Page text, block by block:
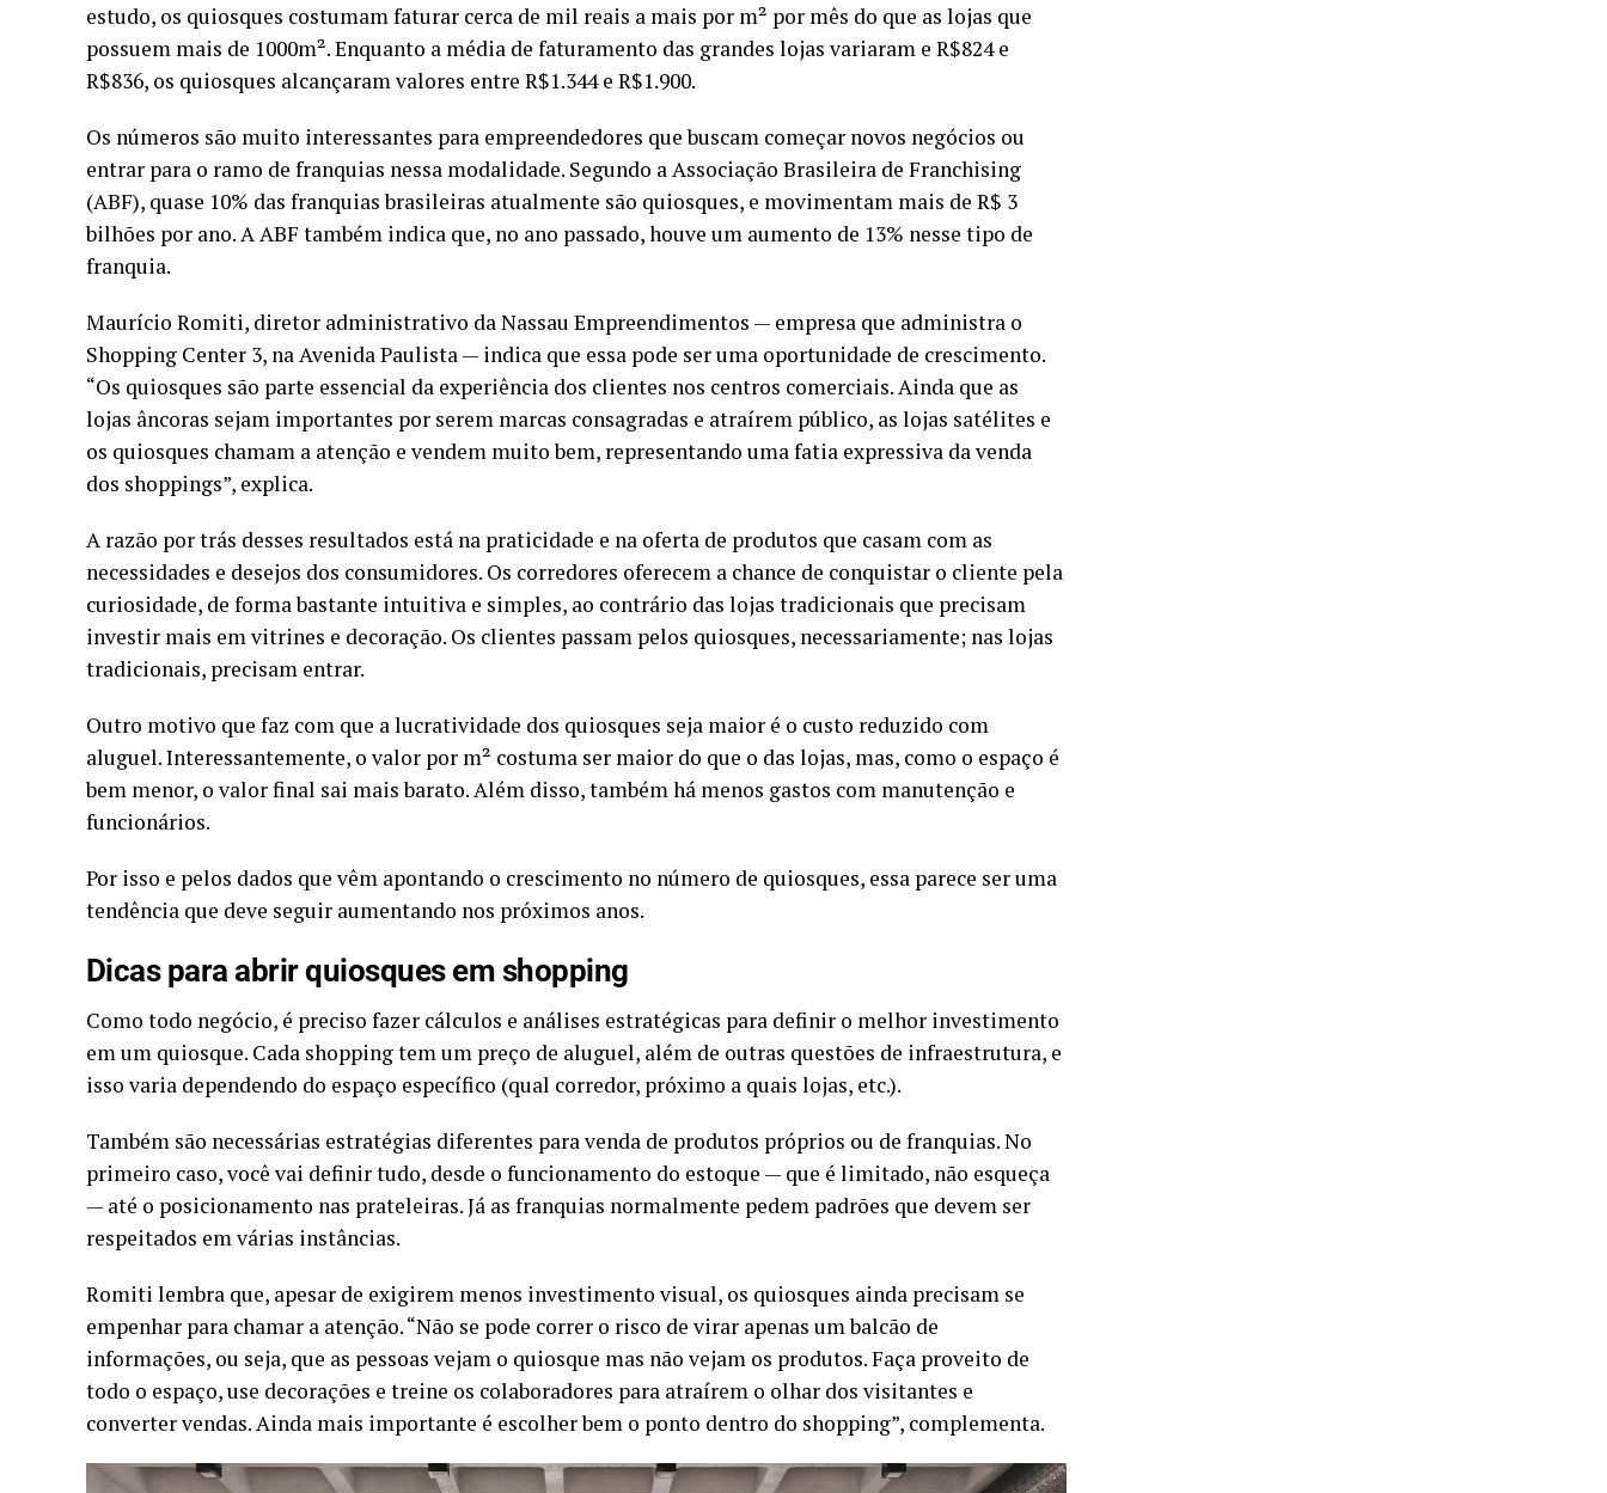
estudo, os quiosques costumam faturar cerca de mil reais a mais por m² por mês do que as lojas que
possuem mais de 1000m². Enquanto a média de faturamento das grandes lojas variaram e R$824 e
R$836, os quiosques alcançaram valores entre R$1.344 e R$1.900.
Os números são muito interessantes para empreendedores que buscam começar novos negócios ou
entrar para o ramo de franquias nessa modalidade. Segundo a Associação Brasileira de Franchising
(ABF), quase 10% das franquias brasileiras atualmente são quiosques, e movimentam mais de R$ 3
bilhões por ano. A ABF também indica que, no ano passado, houve um aumento de 13% nesse tipo de
franquia.
Maurício Romiti, diretor administrativo da Nassau Empreendimentos — empresa que administra o
Shopping Center 3, na Avenida Paulista — indica que essa pode ser uma oportunidade de crescimento.
“Os quiosques são parte essencial da experiência dos clientes nos centros comerciais. Ainda que as
lojas âncoras sejam importantes por serem marcas consagradas e atraírem público, as lojas satélites e
os quiosques chamam a atenção e vendem muito bem, representando uma fatia expressiva da venda
dos shoppings”, explica.
A razão por trás desses resultados está na praticidade e na oferta de produtos que casam com as
necessidades e desejos dos consumidores. Os corredores oferecem a chance de conquistar o cliente pela
curiosidade, de forma bastante intuitiva e simples, ao contrário das lojas tradicionais que precisam
investir mais em vitrines e decoração. Os clientes passam pelos quiosques, necessariamente; nas lojas
tradicionais, precisam entrar.
Outro motivo que faz com que a lucratividade dos quiosques seja maior é o custo reduzido com
aluguel. Interessantemente, o valor por m² costuma ser maior do que o das lojas, mas, como o espaço é
bem menor, o valor final sai mais barato. Além disso, também há menos gastos com manutenção e
funcionários.
Por isso e pelos dados que vêm apontando o crescimento no número de quiosques, essa parece ser uma
tendência que deve seguir aumentando nos próximos anos.
Dicas para abrir quiosques em shopping
Como todo negócio, é preciso fazer cálculos e análises estratégicas para definir o melhor investimento
em um quiosque. Cada shopping tem um preço de aluguel, além de outras questões de infraestrutura, e
isso varia dependendo do espaço específico (qual corredor, próximo a quais lojas, etc.).
Também são necessárias estratégias diferentes para venda de produtos próprios ou de franquias. No
primeiro caso, você vai definir tudo, desde o funcionamento do estoque — que é limitado, não esqueça
— até o posicionamento nas prateleiras. Já as franquias normalmente pedem padrões que devem ser
respeitados em várias instâncias.
Romiti lembra que, apesar de exigirem menos investimento visual, os quiosques ainda precisam se
empenhar para chamar a atenção. “Não se pode correr o risco de virar apenas um balcão de
informações, ou seja, que as pessoas vejam o quiosque mas não vejam os produtos. Faça proveito de
todo o espaço, use decorações e treine os colaboradores para atraírem o olhar dos visitantes e
converter vendas. Ainda mais importante é escolher bem o ponto dentro do shopping”, complementa.